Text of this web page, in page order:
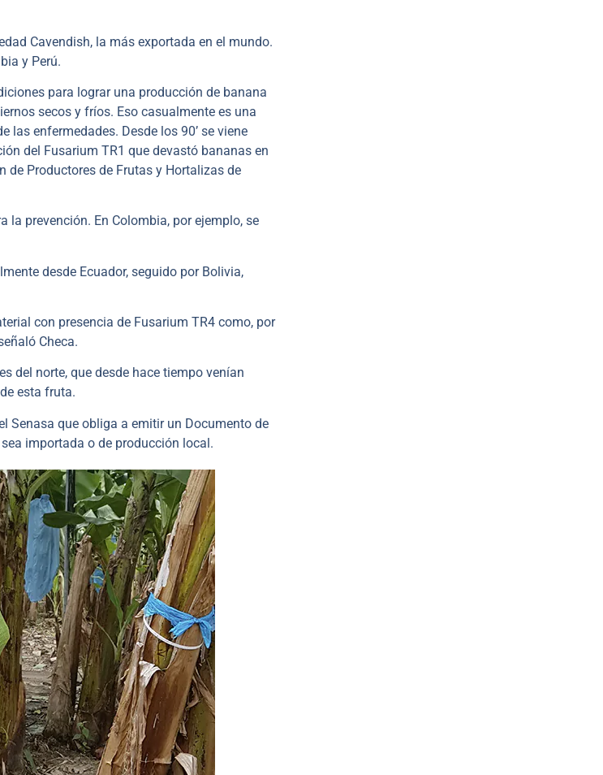
Cavendish, la más exportada en el mundo.
y Perú.
para lograr una producción de banana
secos y fríos. Eso casualmente es una
las enfermedades. Desde los 90’ se viene
del Fusarium TR1 que devastó bananas en
de Productores de Frutas y Hortalizas de
prevención. En Colombia, por ejemplo, se
desde Ecuador, seguido por Bolivia,
con presencia de Fusarium TR4 como, por
Checa.
del norte, que desde hace tiempo venían
esta fruta.
Senasa que obliga a emitir un Documento de
importada o de producción local.